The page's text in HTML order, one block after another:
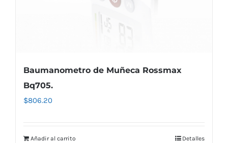
Baumanometro de Muñeca Rossmax
Bq705.
$806.20
Añadir al carrito Detalles